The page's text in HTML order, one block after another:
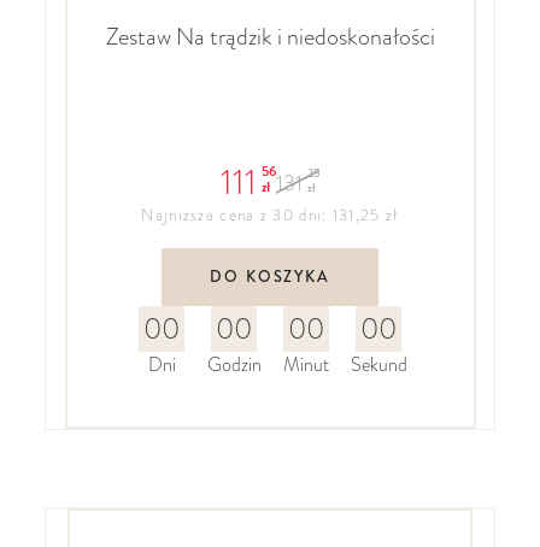
Zestaw Na trądzik i niedoskonałości
111 56
zł 131 25
zł
Najniższa cena z 30 dni: 131,25 zł
DO KOSZYKA
00
Dni
00
Godzin
00
Minut
00
Sekund